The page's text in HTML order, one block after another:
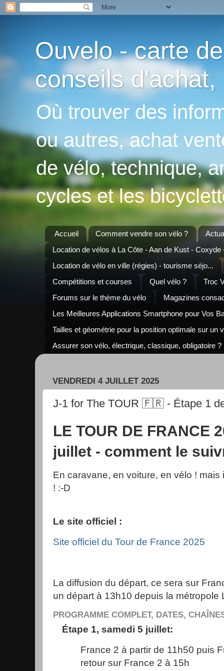
Ouvelo - carte
conseils
Où trouver des
ou autres, achat
de vélo, technique,
cycles et les
Accueil Comment vendre son vélo ?
Location de vélos à La Côte - Aan de Kust - Coxyde
Location de vélo en ville (régies) - tourisme séjo...
Compétitions et courses
Quel vélo ?
Troc
Forums sur le thème du vélo
Magazines
Les Meilleures Applications Smartphone pour Vos
Tailles et géométrie pour la position optimale sur un
Assurer son vélo, électrique, classique, obligatoire ?
VENDREDI 4 JUILLET 2025
J-1 for The TOUR 🇫🇷 - Étape 1
LE TOUR DE FRANCE
juillet - comment le
En caravane, en voiture, en vélo !
! :-D
Le site officiel :
Site officiel du Tour de France 2025
La diffusion du départ, ce sera sur
un départ à 13h10 depuis la métropole
PROGRAMME COMPLET, DATES,
Étape 1, samedi 5 juillet:
France 2 à partir de 11h50 puis
retour sur France 2 à 15h